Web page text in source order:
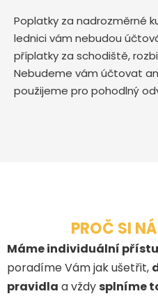
Poplatky za nadrozměrné
lednici vám nebudou
příplatky za schodiště,
Nebudeme vám účtovat
použijeme pro pohodlný
PROČ SI
Máme individuální
poradíme Vám jak ušetřit,
pravidla a vždy splníme